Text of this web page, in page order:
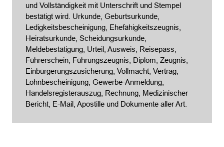
und Vollständigkeit mit Unterschrift und Stempel
bestätigt wird. Urkunde, Geburtsurkunde,
Ledigkeitsbescheinigung, Ehefähigkeitszeugnis,
Heiratsurkunde, Scheidungsurkunde,
Meldebestätigung, Urteil, Ausweis, Reisepass,
Führerschein, Führungszeugnis, Diplom, Zeugnis,
Einbürgerungszusicherung, Vollmacht, Vertrag,
Lohnbescheinigung, Gewerbe-Anmeldung,
Handelsregisterauszug, Rechnung, Medizinischer
Bericht, E-Mail, Apostille und Dokumente aller Art.